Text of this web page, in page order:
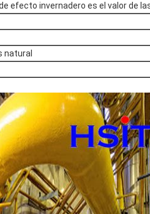
efecto invernadero es el valor de
natural